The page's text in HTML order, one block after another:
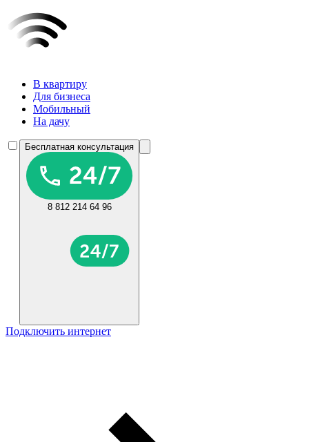
В квартиру
Для бизнеса
Мобильный
На дачу
Бесплатная консультация
8 812 214 64 96
Подключить интернет